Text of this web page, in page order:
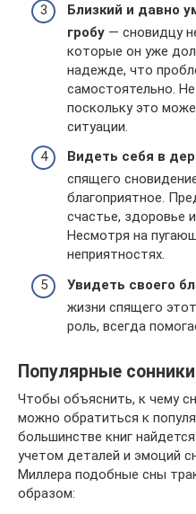
Близкий и давно
гробу — сновидцу
которые он уже
надежде, что
самостоятельно.
поскольку это
ситуации.
Видеть себя в
спящего
благоприятное.
счастье, здоровье
Несмотря на
неприятностях.
Увидеть своего
жизни спящего
роль, всегда
Популярные сонники
Чтобы объяснить, к чему
можно обратиться к
большинстве книг
учетом деталей и эмоций
Миллера подобные сны
образом: